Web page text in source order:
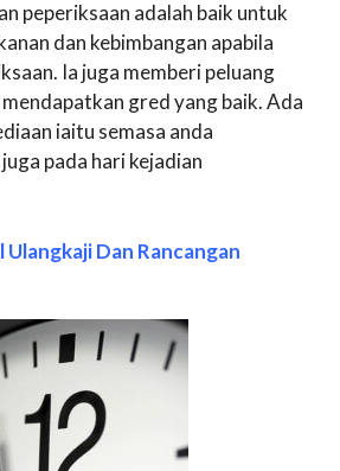
peperiksaan adalah baik untuk
dan kebimbangan apabila
Ia juga memberi peluang
gred yang baik. Ada
iaitu semasa anda
pada hari kejadian
Ulangkaji Dan Rancangan